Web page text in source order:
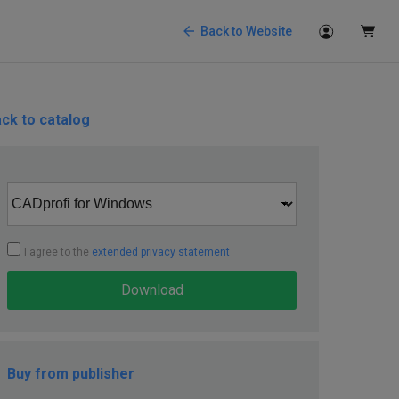
Back to Website
to catalog
I agree to the extended privacy statement
Download
Buy from publisher